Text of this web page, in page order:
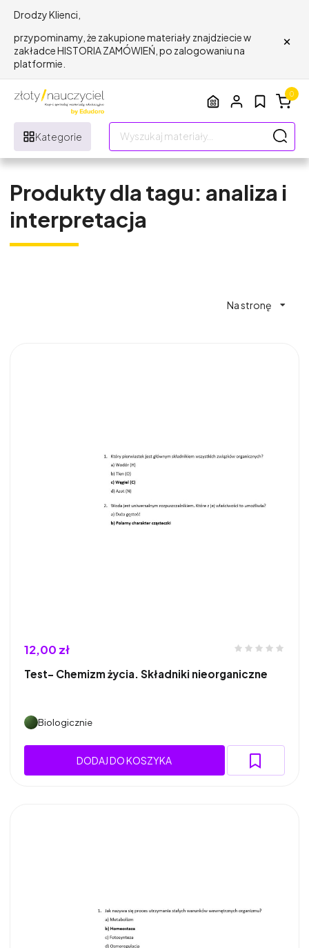
Drodzy Klienci,
przypominamy, że zakupione materiały znajdziecie w
zakładce HISTORIA ZAMÓWIEŃ, po zalogowaniu na
platformie.
×
Kategorie
0
Produkty dla tagu: analiza i
interpretacja
Na stronę
12,00 zł
Test- Chemizm życia. Składniki nieorganiczne
Biologicznie
DODAJ DO KOSZYKA